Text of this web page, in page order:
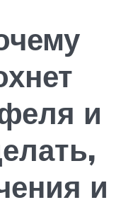
и
и